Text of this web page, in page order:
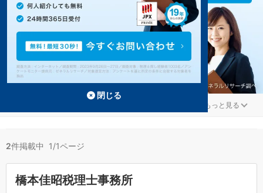
もっと見る
2件掲載中 1/1ページ
橋本佳昭税理士事務所
閉じる